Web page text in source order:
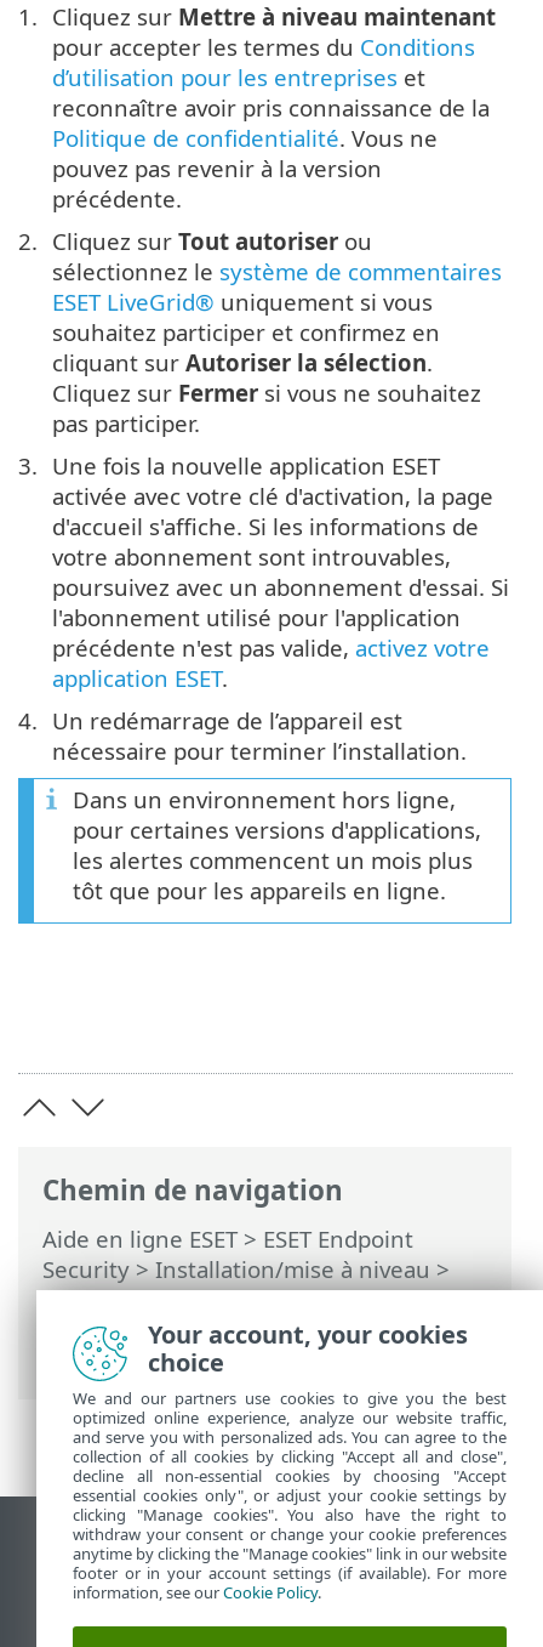
Chemin de navigation
Aide en ligne ESET> ESET Endpoint
Security>Installation/mise à niveau>
Mise à niveau vers une nouvelle version
> Mise à niveau automatique des
anciennes applications
Cliquez sur Mettre à niveau maintenant
pour accepter les termes du Conditions
d’utilisation pour les entreprises et
reconnaître avoir pris connaissance de la
Politique de confidentialité. Vous ne
pouvez pas revenir à la version
précédente.
Cliquez sur Tout autoriser ou
sélectionnez le système de commentaires
ESET LiveGrid® uniquement si vous
souhaitez participer et confirmez en
cliquant sur Autoriser la sélection.
Cliquez sur Fermer si vous ne souhaitez
pas participer.
Une fois la nouvelle application ESET
activée avec votre clé d'activation, la page
d'accueil s'affiche. Si les informations de
votre abonnement sont introuvables,
poursuivez avec un abonnement d'essai. Si
l'abonnement utilisé pour l'application
précédente n'est pas valide, activez votre
application ESET.
Un redémarrage de l’appareil est
nécessaire pour terminer l’installation.
Dans un environnement hors ligne,
pour certaines versions d'applications,
les alertes commencent un mois plus
tôt que pour les appareils en ligne.
Afficher le site des postes de travail
End of Life
Base de connaissances ESET
Forum ESET
Your account, your cookies
choice
We and our partners use cookies to give you the best
optimized online experience, analyze our website traffic,
and serve you with personalized ads. You can agree to the
collection of all cookies by clicking "Accept all and close",
decline all non-essential cookies by choosing "Accept
essential cookies only", or adjust your cookie settings by
clicking "Manage cookies". You also have the right to
withdraw your consent or change your cookie preferences
anytime by clicking the "Manage cookies" link in our website
footer or in your account settings (if available). For more
information, see ourCookie Policy.